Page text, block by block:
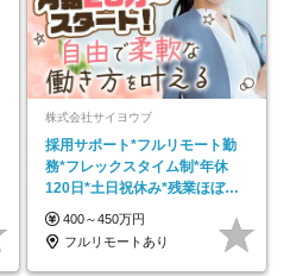
株式会社サイヨウブ
採用サポート*フルリモート勤
務*フレックスタイム制*年休
120日*土日祝休み*残業ほぼな
し*育児中社員8割以上
400～450万円
フルリモートあり